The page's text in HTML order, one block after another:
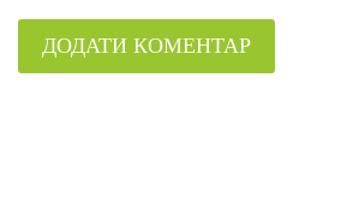
ДОДАТИ КОМЕНТАР